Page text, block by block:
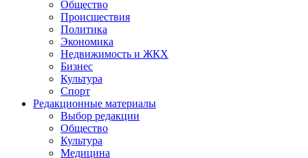
Общество
Происшествия
Политика
Экономика
Недвижимость и ЖКХ
Бизнес
Культура
Спорт
Редакционные материалы
Выбор редакции
Общество
Культура
Медицина